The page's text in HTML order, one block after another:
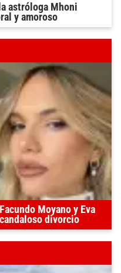
astróloga Mhoni
y amoroso
Moyano y Eva
divorcio